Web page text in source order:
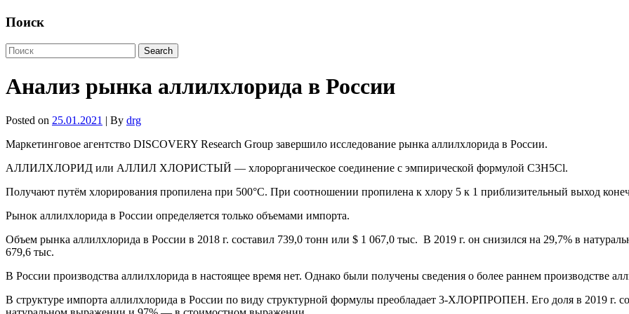
Поиск
Анализ рынка аллилхлорида в России
Posted on 25.01.2021 | By drg
Маркетинговое агентство DISCOVERY Research Group завершило исследование рынка аллилхлорида в России.
АЛЛИЛХЛОРИД или АЛЛИЛ ХЛОРИСТЫЙ — хлорорганическое соединение с эмпирической формулой C3H5Cl.
Получают путём хлорирования пропилена при 500°С. При соотношении пропилена к хлору 5 к 1 приблизительный выход
Рынок аллилхлорида в России определяется только объемами импорта.
Объем рынка аллилхлорида в России в 2018 г. составил 739,0 тонн или $ 1 067,0 тыс. В 2019 г. он снизился на 29,7% в
679,6 тыс.
В России производства аллилхлорида в настоящее время нет. Однако были получены сведения о более раннем производстве
В структуре импорта аллилхлорида в России по виду структурной формулы преобладает 3-ХЛОРПРОПЕН. Его доля в 2019 г.